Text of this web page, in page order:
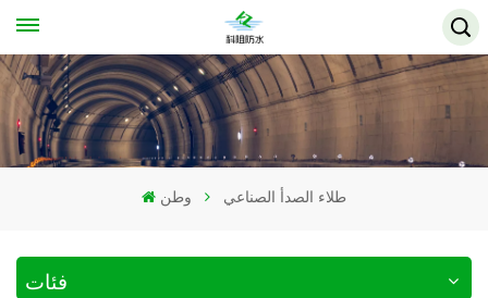
وطن طلاء الصدأ الصناعي
فئات